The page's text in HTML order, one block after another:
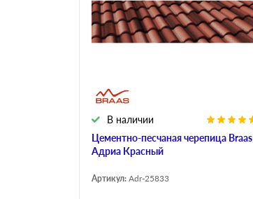
Цементно-песчаная черепица Braas
Адриа Красный
В наличии
Артикул: Adr-25833